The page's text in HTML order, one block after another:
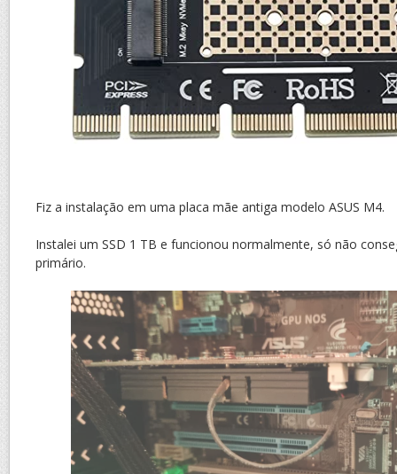
Fiz a instalação em uma placa mãe antiga modelo ASUS M4.
Instalei um SSD 1 TB e funcionou normalmente, só não
primário.